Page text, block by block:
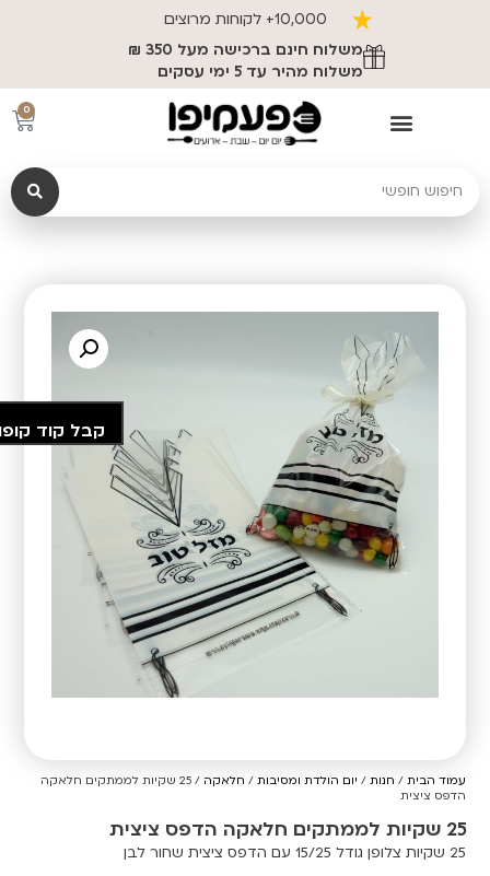
10,000+ לקוחות מרוצים
משלוח חינם ברכישה מעל 350 ₪
משלוח מהיר עד 5 ימי עסקים
0
עמוד הבית / חנות / יום הולדת ומסיבות / חלאקה
/ 25 שקיות לממתקים חלאקה
הדפס ציצית
25 שקיות לממתקים חלאקה הדפס ציצית
25 שקיות צלופן גודל 15/25 עם הדפס ציצית שחור לבן
קבל קוד